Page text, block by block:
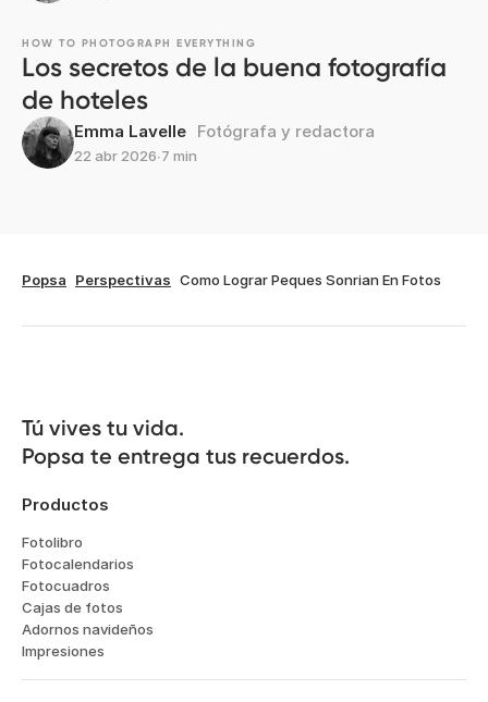
HOW TO PHOTOGRAPH EVERYTHING
Los secretos de la buena fotografía
de hoteles
Emma Lavelle Fotógrafa y redactora
22 abr 2026∙7 min
Popsa Perspectivas Como Lograr Peques Sonrian En Fotos
Tú vives tu vida.
Popsa te entrega tus recuerdos.
Productos
Fotolibro
Fotocalendarios
Fotocuadros
Cajas de fotos
Adornos navideños
Impresiones